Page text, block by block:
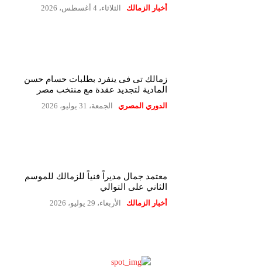
أخبار الزمالك الثلاثاء، 4 أغسطس، 2026
زمالك تى فى ينفرد بطلبات حسام حسن
المادية لتجديد عقدة مع منتخب مصر
الدوري المصري الجمعة، 31 يوليو، 2026
معتمد جمال مديراً فنياً للزمالك للموسم
الثاني على التوالي
أخبار الزمالك الأربعاء، 29 يوليو، 2026